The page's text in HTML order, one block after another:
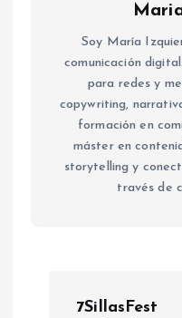
Soy María
comunicación
para redes y
copywriting,
formación en
máster en
storytelling y
través de
7SillasFest